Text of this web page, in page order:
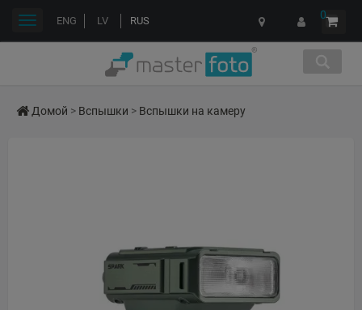
ENG LV RUS 0
Переключить
Домой > Вспышки > Вспышки на камеру